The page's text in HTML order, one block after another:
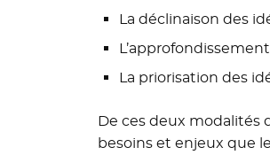
La déclinaison des
La priorisation des
De ces deux modalités
besoins et enjeux que